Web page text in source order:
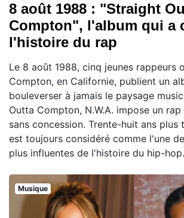
8 août 1988 : "Straight
Compton", l'album qui a
l'histoire du rap
Le 8 août 1988, cinq jeunes rappeurs
Compton, en Californie, publient un
bouleverser à jamais le paysage
Outta Compton, N.W.A. impose un
sans concession. Trente-huit ans plus
est toujours considéré comme l'une
plus influentes de l'histoire du hip-hop.
Musique